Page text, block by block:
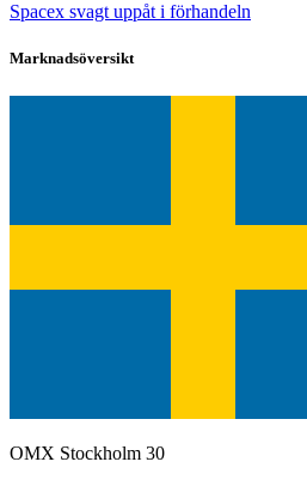
Spacex svagt uppåt i förhandeln
Marknadsöversikt
OMX Stockholm 30